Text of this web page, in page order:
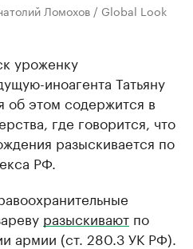
Ломохов / Global Look
уроженку
иноагента Татьяну
об этом содержится в
где говорится, что
разыскивается по
РФ.
разыскивают по
армии (ст. 280.3 УК РФ).